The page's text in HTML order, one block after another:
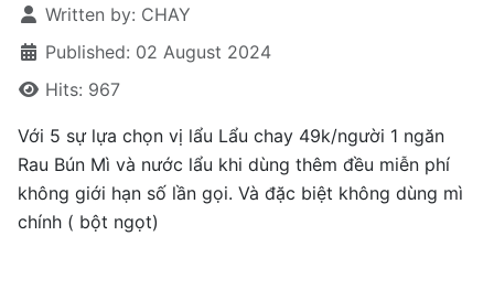
Written by: CHAY
Published: 02 August 2024
Hits: 967
Với 5 sự lựa chọn vị lẩu Lẩu chay 49k/người 1 ngăn
Rau Bún Mì và nước lẩu khi dùng thêm đều miễn phí
không giới hạn số lần gọi. Và đặc biệt không dùng mì
chính ( bột ngọt)